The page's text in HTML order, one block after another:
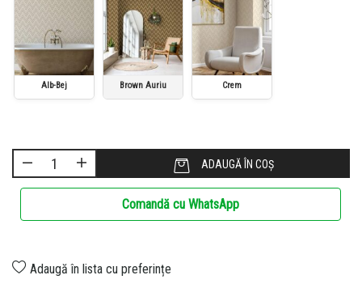
Alb-Bej Brown Auriu Crem
ADAUGĂ ÎN COȘ
Comandă cu WhatsApp
Adaugă în lista cu preferințe